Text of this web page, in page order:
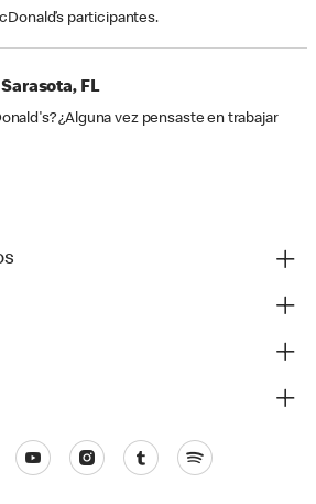
participantes.
FL
¿Alguna vez pensaste en trabajar